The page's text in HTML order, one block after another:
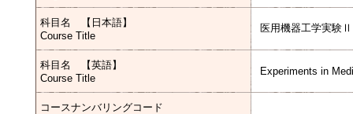
科目名 【日本語】
Course Title
医用機器工学実験Ⅱ
科目名 【英語】
Course Title
Experiments in
コースナンバリングコード